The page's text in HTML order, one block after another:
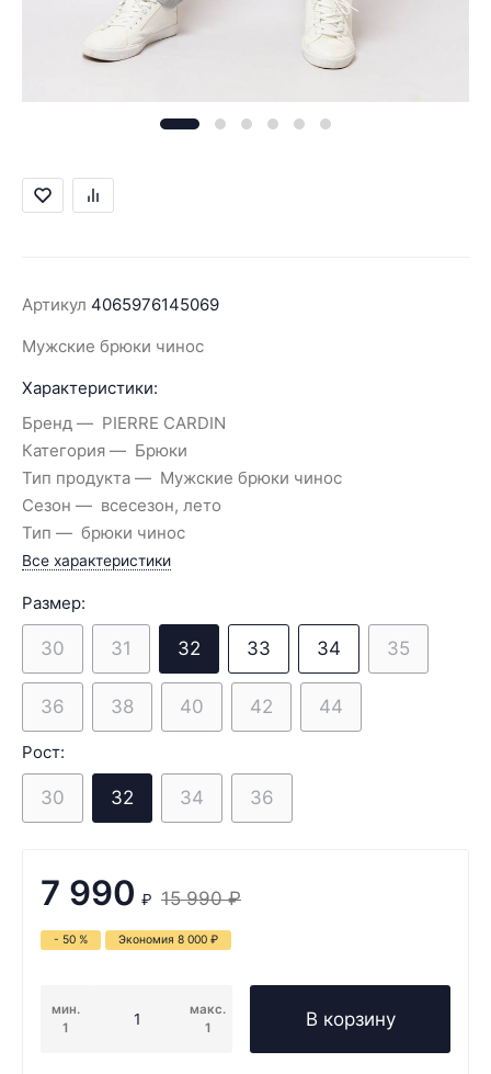
Артикул 4065976145069
Мужские брюки чинос
Характеристики:
Бренд
PIERRE CARDIN
Категория
Брюки
Тип продукта
Мужские брюки чинос
Сезон
всесезон, лето
Тип
брюки чинос
Все характеристики
Размер:
30 31 32 33 34 35
36 38 40 42 44
Рост:
30 32 34 36
7 990 ₽ 15 990 ₽
- 50 % Экономия 8 000 ₽
мин.
1
макс.
1
В корзину